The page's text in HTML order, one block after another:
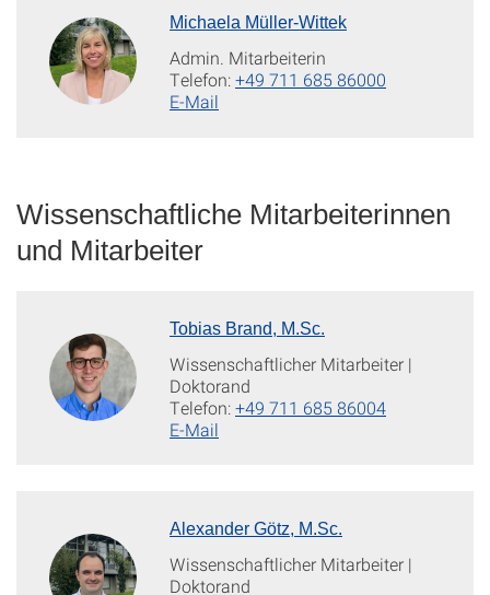
Michaela Müller-Wittek
Admin. Mitarbeiterin
Telefon:+49 711 685 86000
E-Mail
Wissenschaftliche Mitarbeiterinnen
und Mitarbeiter
Tobias Brand, M.Sc.
Wissenschaftlicher Mitarbeiter |
Doktorand
Telefon:+49 711 685 86004
E-Mail
Alexander Götz, M.Sc.
Wissenschaftlicher Mitarbeiter |
Doktorand